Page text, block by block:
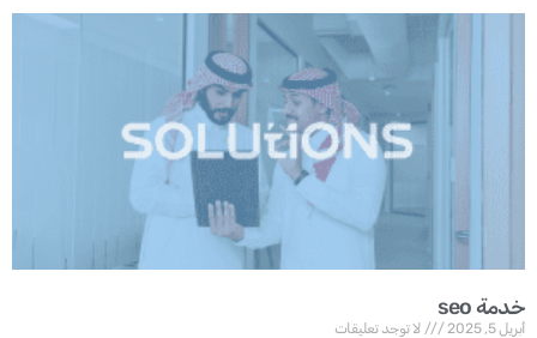
خدمة seo
أبريل 5, 2025 لا توجد تعليقات